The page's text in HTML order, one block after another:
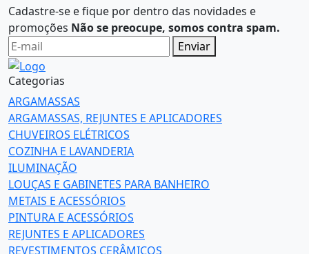
Cadastre-se e fique por dentro das novidades e
promoções Não se preocupe, somos contra spam.
Enviar
Categorias
ARGAMASSAS
ARGAMASSAS, REJUNTES E APLICADORES
CHUVEIROS ELÉTRICOS
COZINHA E LAVANDERIA
ILUMINAÇÃO
LOUÇAS E GABINETES PARA BANHEIRO
METAIS E ACESSÓRIOS
PINTURA E ACESSÓRIOS
REJUNTES E APLICADORES
REVESTIMENTOS CERÂMICOS